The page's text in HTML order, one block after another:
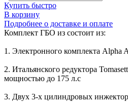
Купить быстро
В корзину
Подробнее о доставке и оплате
Комплект ГБО из состоит из:
1. Электронного комплекта Alpha
2. Итальянского редуктора
мощностью до 175 л.с
3. Двух 3-х цилиндровых